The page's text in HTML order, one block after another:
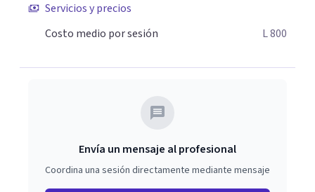
Servicios y precios
Costo medio por sesión
L 800
Envía un mensaje al profesional
Coordina una sesión directamente mediante mensaje